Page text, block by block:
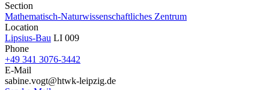
Section
Mathematisch-Naturwissenschaftliches Zentrum
Location
Lipsius-Bau LI 009
Phone
+49 341 3076-3442
E-Mail
sabine.vogt@htwk-leipzig.de